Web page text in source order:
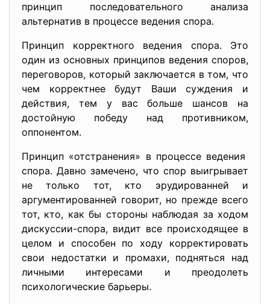
принцип последовательного анализа
альтернатив в процессе ведения спора.
Принцип корректного ведения спора. Это
один из основных принципов ведения споров,
переговоров, который заключается в том, что
чем корректнее будут Ваши суждения и
действия, тем у вас больше шансов на
достойную победу над противником,
оппонентом.
Принцип «отстранения» в процессе ведения
спора. Давно замечено, что спор выигрывает
не только тот, кто эрудированней и
аргументированней говорит, но прежде всего
тот, кто, как бы стороны наблюдая за ходом
дискуссии-спора, видит все происходящее в
целом и способен по ходу корректировать
свои недостатки и промахи, подняться над
личными интересами и преодолеть
психологические барьеры.